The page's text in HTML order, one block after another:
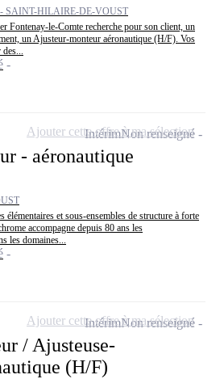
SAINT-HILAIRE-DE-VOUST
Fontenay-le-Comte recherche pour son client, un
un Ajusteur-monteur aéronautique (H/F). Vos
des...
- aéronautique
élémentaires et sous-ensembles de structure à forte
accompagne depuis 80 ans les
les domaines...
IntérimNon renseigné
Ajouter cette offre à ma sélection
/ Ajusteuse-
(H/F)
IntérimNon renseigné
Ajouter cette offre à ma sélection